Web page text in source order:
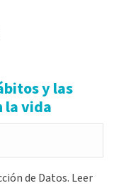
y las
la vida
de Datos. Leer